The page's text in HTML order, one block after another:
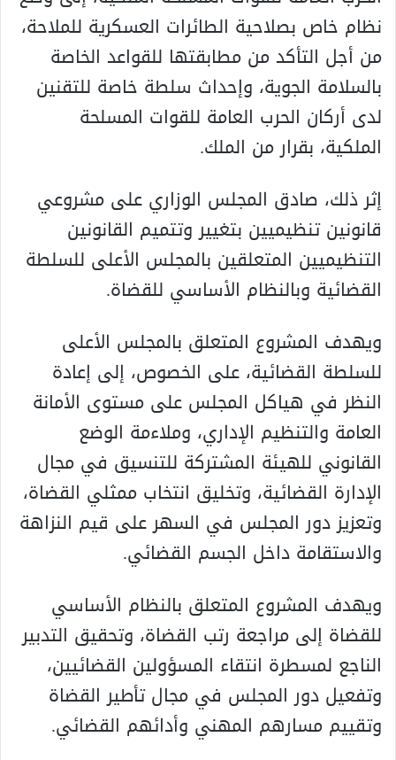
نظام خاص بصلاحية الطائرات العسكرية للملاحة،
من أجل التأكد من مطابقتها للقواعد الخاصة
بالسلامة الجوية، وإحداث سلطة خاصة للتقنين
لدى أركان الحرب العامة للقوات المسلحة
الملكية، بقرار من الملك.
إثر ذلك، صادق المجلس الوزاري على مشروعي
قانونين تنظيميين بتغيير وتتميم القانونين
التنظيميين المتعلقين بالمجلس الأعلى للسلطة
القضائية وبالنظام الأساسي للقضاة.
ويهدف المشروع المتعلق بالمجلس الأعلى
للسلطة القضائية، على الخصوص، إلى إعادة
النظر في هياكل المجلس على مستوى الأمانة
العامة والتنظيم الإداري، وملاءمة الوضع
القانوني للهيئة المشتركة للتنسيق في مجال
الإدارة القضائية، وتخليق انتخاب ممثلي القضاة،
وتعزيز دور المجلس في السهر على قيم النزاهة
والاستقامة داخل الجسم القضائي.
ويهدف المشروع المتعلق بالنظام الأساسي
للقضاة إلى مراجعة رتب القضاة، وتحقيق التدبير
الناجع لمسطرة انتقاء المسؤولين القضائيين،
وتفعيل دور المجلس في مجال تأطير القضاة
وتقييم مسارهم المهني وأدائهم القضائي.